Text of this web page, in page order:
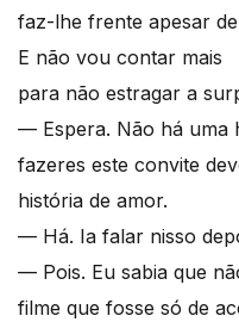
faz-lhe frente apesar
E não vou contar mais
para não estragar a
— Espera. Não há uma
fazeres este convite
história de amor.
— Há. Ia falar nisso
— Pois. Eu sabia que
filme que fosse só de